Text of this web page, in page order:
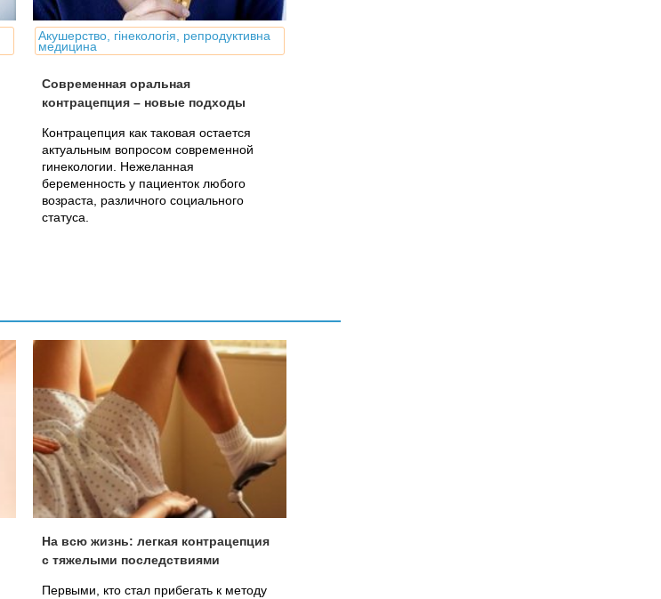
Акушерство, гінекологія, репродуктивна
медицина
Современная оральная
контрацепция – новые подходы
Контрацепция как таковая остается
актуальным вопросом современной
гинекологии. Нежеланная
беременность у пациенток любого
возраста, различного социального
статуса.
На всю жизнь: легкая контрацепция
с тяжелыми последствиями
Первыми, кто стал прибегать к методу